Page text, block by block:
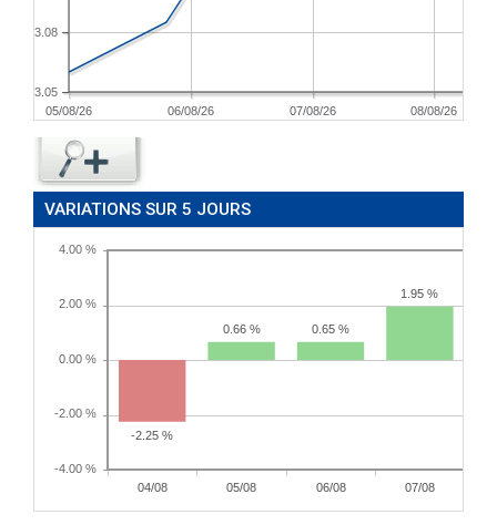
05/08/26 06/08/26 07/08/26 08/08/26
3.05
3.08
VARIATIONS SUR 5 JOURS